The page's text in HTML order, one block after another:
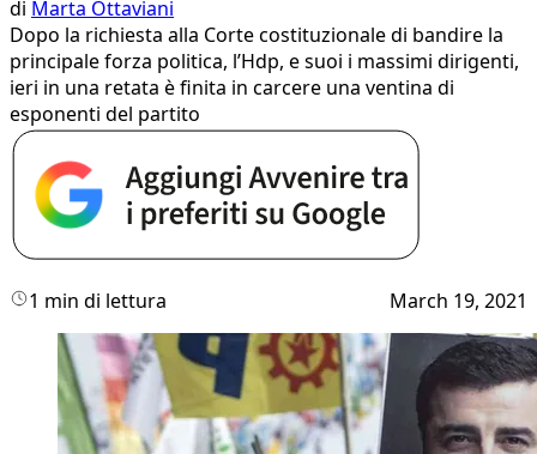
di Marta Ottaviani
Dopo la richiesta alla Corte costituzionale di bandire la
principale forza politica, l’Hdp, e suoi i massimi dirigenti,
ieri in una retata è finita in carcere una ventina di
esponenti del partito
1 min di lettura March 19, 2021